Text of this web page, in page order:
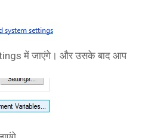
में जाएंगे। और उसके बाद आप